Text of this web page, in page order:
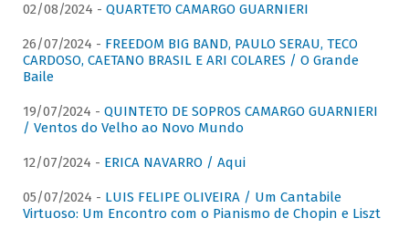
02/08/2024 - QUARTETO CAMARGO GUARNIERI
26/07/2024 - FREEDOM BIG BAND, PAULO SERAU, TECO
CARDOSO, CAETANO BRASIL E ARI COLARES / O Grande
Baile
19/07/2024 - QUINTETO DE SOPROS CAMARGO GUARNIERI
/ Ventos do Velho ao Novo Mundo
12/07/2024 - ERICA NAVARRO / Aqui
05/07/2024 - LUIS FELIPE OLIVEIRA / Um Cantabile
Virtuoso: Um Encontro com o Pianismo de Chopin e Liszt